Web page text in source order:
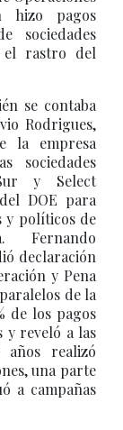
hizo pagos
sociedades
el rastro del
se contaba
Rodrigues,
la empresa
sociedades
y Select
DOE para
y políticos de
Fernando
declaración
y Pena
de la
de los pagos
y reveló a las
realizó
una parte
a campañas